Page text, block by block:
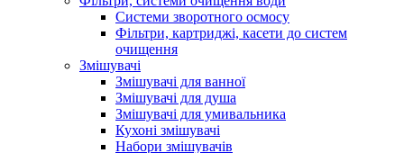
Системи зворотного осмосу
Фільтри, картриджі, касети до систем
очищення
Змішувачі
Змішувачі для ванної
Змішувачі для душа
Змішувачі для умивальника
Кухоні змішувачі
Набори змішувачів